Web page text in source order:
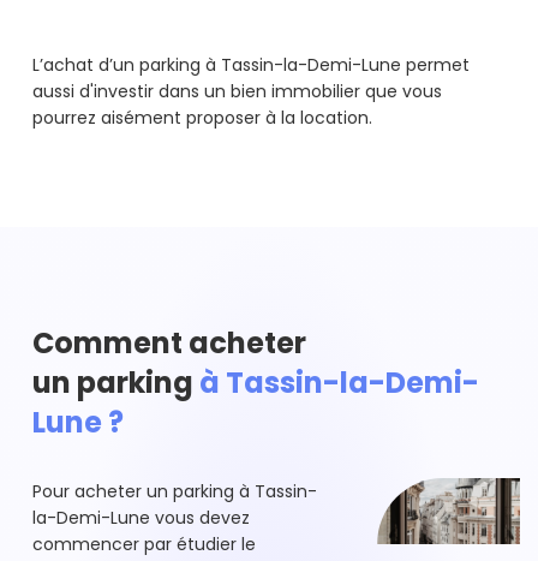
L’achat d’un parking à Tassin-la-Demi-Lune permet
aussi d'investir dans un bien immobilier que vous
pourrez aisément proposer à la location.
Comment acheter
un parking à Tassin-la-Demi-
Lune ?
Pour acheter un parking à Tassin-
la-Demi-Lune vous devez
commencer par étudier le